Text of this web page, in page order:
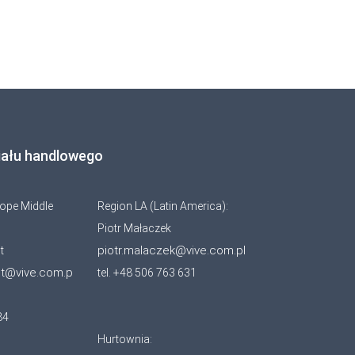
handlowego
Middle
Region LA (Latin America):
Piotr Małaczek
piotr.malaczek@vive.com.pl
tel. +48 506 763 631
Hurtownia: